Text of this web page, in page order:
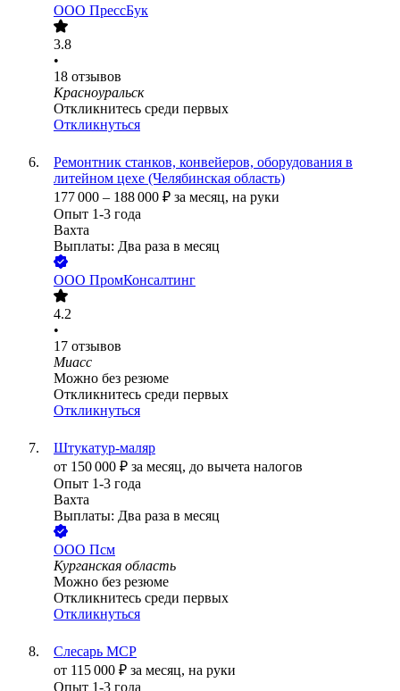
ООО ПрессБук
3.8
•
18 отзывов
Красноуральск
Откликнитесь среди первых
Откликнуться
Ремонтник станков, конвейеров, оборудования в
литейном цехе (Челябинская область)
177 000 – 188 000 ₽ за месяц, на руки
Опыт 1-3 года
Вахта
Выплаты: Два раза в месяц
ООО ПромКонсалтинг
4.2
•
17 отзывов
Миасс
Можно без резюме
Откликнитесь среди первых
Откликнуться
Штукатур-маляр
от 150 000 ₽ за месяц, до вычета налогов
Опыт 1-3 года
Вахта
Выплаты: Два раза в месяц
ООО Псм
Курганская область
Можно без резюме
Откликнитесь среди первых
Откликнуться
Слесарь МСР
от 115 000 ₽ за месяц, на руки
Опыт 1-3 года